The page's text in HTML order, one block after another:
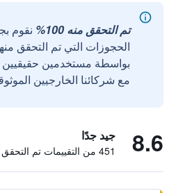
تم التحقق منه 100%
نقوم
الحجوزات التي تم التحقق
مع شركائنا الخارجيين
8.6 جيد جدًا
451 من التقييمات تم التحقق منها